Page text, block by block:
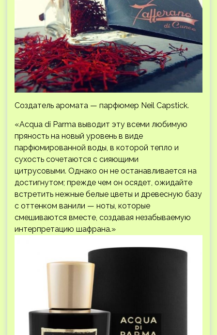
Создатель аромата — парфюмер Neil Capstick.
«Acqua di Parma выводит эту всеми любимую
пряность на новый уровень в виде
парфюмированной воды, в которой тепло и
сухость сочетаются с сияющими
цитрусовыми. Однако он не останавливается на
достигнутом; прежде чем он осядет, ожидайте
встретить нежные белые цветы и древесную базу
с оттенком ванили — ноты, которые
смешиваются вместе, создавая незабываемую
интерпретацию шафрана.»